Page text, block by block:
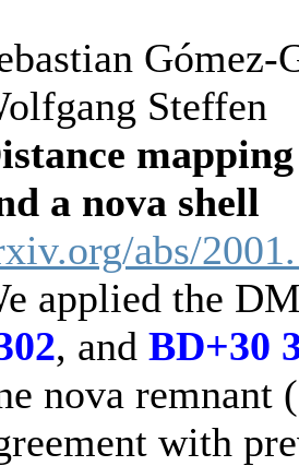
Steffen
a nova shell
abs/
applied the
, and BD+30
nova remnant (
with